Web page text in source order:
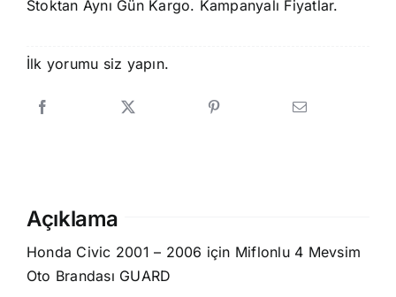
Stoktan Aynı Gün Kargo. Kampanyalı Fiyatlar.
İlk yorumu siz yapın.
Açıklama
Honda Civic 2001 – 2006 için Miflonlu 4 Mevsim
Oto Brandası GUARD